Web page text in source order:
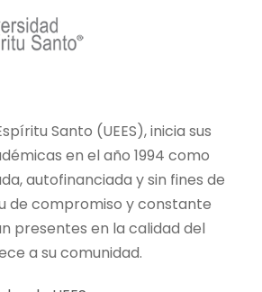
Santo (UEES), inicia sus
en el año 1994 como
autofinanciada y sin fines de
de compromiso y constante
presentes en la calidad del
a su comunidad.